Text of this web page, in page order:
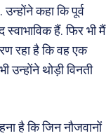
कहा कि पूर्व
हैं. फिर भी मैं
रहा है कि वह एक
उन्होंने थोड़ी विनती
है कि जिन नौजवानों